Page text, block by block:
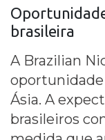
brasileira
A Brazilian
oportunidade
Ásia. A
brasileiros